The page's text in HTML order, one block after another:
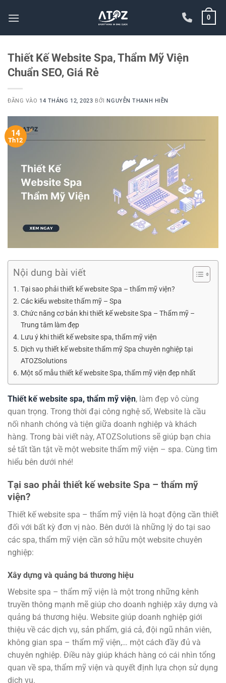
qua
0
Thiết Kế Website Spa, Thẩm Mỹ Viện
Chuẩn SEO, Giá Rẻ
ĐĂNG VÀO 14 THÁNG 12, 2023 BỞI NGUYỄN THANH HIỀN
14
Th12
Nội dung bài viết
Tại sao phải thiết kế website Spa – thẩm mỹ viện?
Các kiểu website thẩm mỹ – Spa
Chức năng cơ bản khi thiết kế website Spa – Thẩm mỹ –
Trung tâm làm đẹp
Lưu ý khi thiết kế website spa, thẩm mỹ viện
Dịch vụ thiết kế website thẩm mỹ Spa chuyên nghiệp tại
ATOZSolutions
Một số mẫu thiết kế website Spa, thẩm mỹ viện đẹp nhất
Thiết kế website spa, thẩm mỹ viện, làm đẹp vô cùng
quan trọng. Trong thời đại công nghệ số, Website là cầu
nối nhanh chóng và tiện giữa doanh nghiệp và khách
hàng. Trong bài viết này, ATOZSolutions sẽ giúp bạn chia
sẻ tất tần tật về một website thẩm mỹ viện – spa. Cùng tìm
hiểu bên dưới nhé!
Tại sao phải thiết kế website Spa – thẩm mỹ
viện?
Thiết kế website spa – thẩm mỹ viện là hoạt động cần thiết
đối với bất kỳ đơn vị nào. Bên dưới là những lý do tại sao
các spa, thẩm mỹ viện cần sở hữu một website chuyên
nghiệp:
Xây dựng và quảng bá thương hiệu
Website spa – thẩm mỹ viện là một trong những kênh
truyền thông mạnh mẽ giúp cho doanh nghiệp xây dựng và
quảng bá thương hiệu. Website giúp doanh nghiệp giới
thiệu về các dịch vụ, sản phẩm, giá cả, đội ngũ nhân viên,
không gian spa – thẩm mỹ viện,… một cách đầy đủ và
chuyên nghiệp. Điều này giúp khách hàng có cái nhìn tổng
quan về spa, thẩm mỹ viện và quyết định lựa chọn sử dụng
dịch vụ.